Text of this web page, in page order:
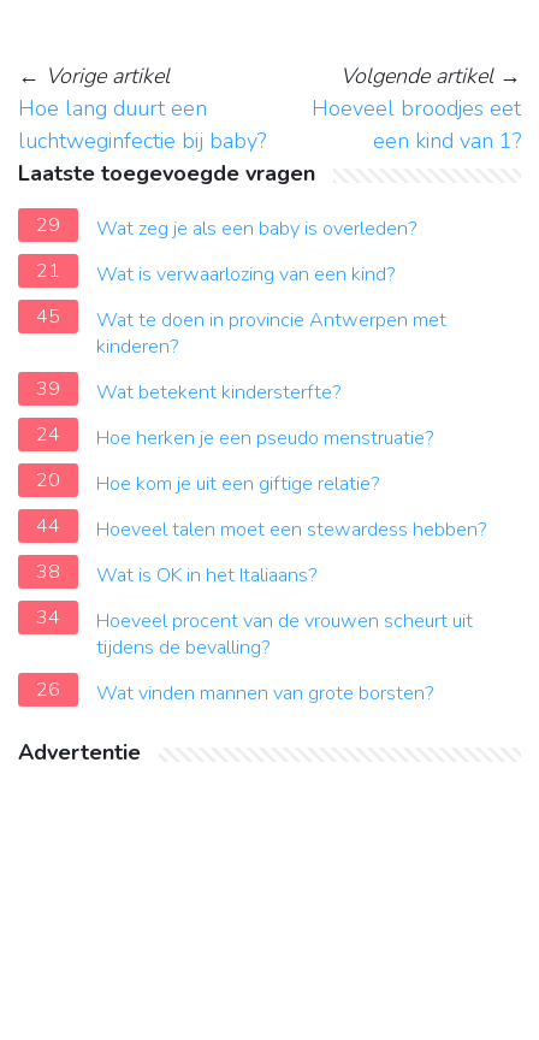
← Vorige artikel
Hoe lang duurt een
luchtweginfectie bij baby?
Volgende artikel→
Hoeveel broodjes eet
een kind van 1?
Laatste toegevoegde vragen
29
Wat zeg je als een baby is overleden?
21
Wat is verwaarlozing van een kind?
45
Wat te doen in provincie Antwerpen met
kinderen?
39
Wat betekent kindersterfte?
24
Hoe herken je een pseudo menstruatie?
20
Hoe kom je uit een giftige relatie?
44
Hoeveel talen moet een stewardess hebben?
38
Wat is OK in het Italiaans?
34
Hoeveel procent van de vrouwen scheurt uit
tijdens de bevalling?
26
Wat vinden mannen van grote borsten?
Advertentie